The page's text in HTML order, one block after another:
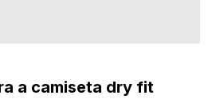
a camiseta dry fit